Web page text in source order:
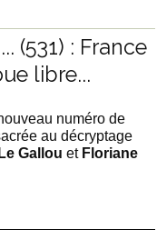
(531) : France
libre...
numéro de
au décryptage
Gallou et Floriane